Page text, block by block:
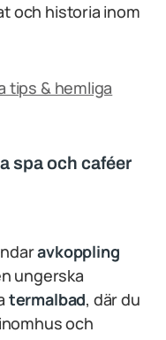
och historia inom
tips & hemliga
spa och caféer
avkoppling
ungerska
termalbad, där du
och